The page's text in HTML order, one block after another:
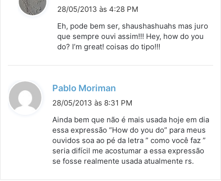
i
s
e
28/05/2013 às 4:28 PM
Eh, pode bem ser, shaushashuahs mas juro
que sempre ouvi assim!!! Hey, how do you
do? I’m great! coisas do tipo!!!
Pablo Moriman
i
s
e
:
28/05/2013 às 8:31 PM
Ainda bem que não é mais usada hoje em dia
essa expressão “How do you do” para meus
ouvidos soa ao pé da letra ” como você faz ”
seria difícil me acostumar a essa expressão
se fosse realmente usada atualmente rs.